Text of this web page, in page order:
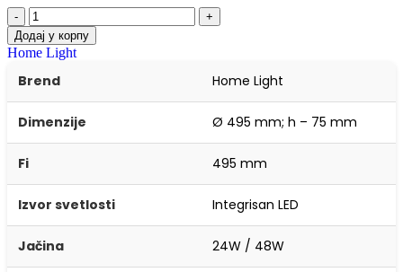
-
+
Додај у корпу
Home Light
Brend Home Light
Dimenzije Ø 495 mm; h – 75 mm
Fi 495 mm
Izvor svetlosti Integrisan LED
Jačina 24W / 48W